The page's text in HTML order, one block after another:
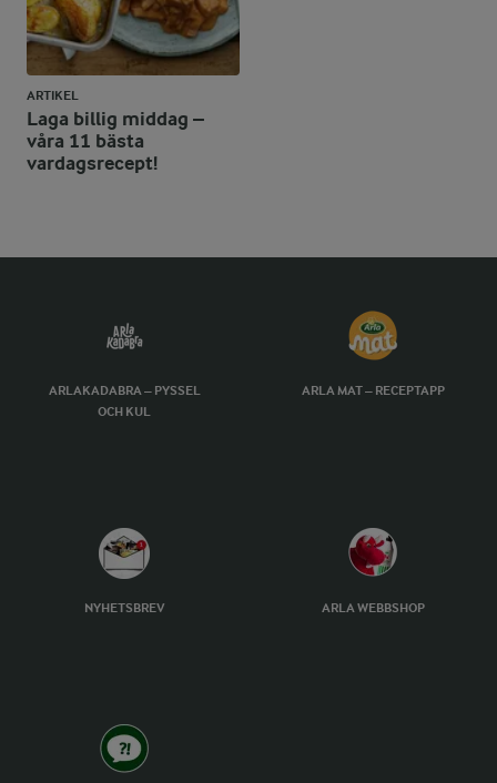
ARTIKEL
Laga billig middag –
våra 11 bästa
vardagsrecept!
ARLAKADABRA – PYSSEL
OCH KUL
ARLA MAT – RECEPTAPP
NYHETSBREV ARLA WEBBSHOP